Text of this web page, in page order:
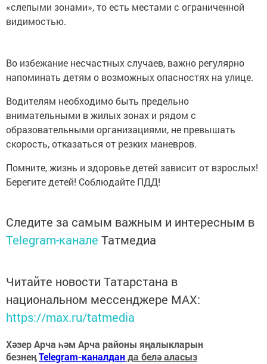
«слепыми зонами», то есть местами с ограниченной
видимостью.
Во избежание несчастных случаев, важно регулярно
напоминать детям о возможных опасностях на улице.
Водителям необходимо быть предельно
внимательными в жилых зонах и рядом с
образовательными организациями, не превышать
скорость, отказаться от резких маневров.
Помните, жизнь и здоровье детей зависит от взрослых!
Берегите детей! Соблюдайте ПДД!
Следите за самым важным и интересным в
Telegram-канале Татмедиа
Читайте новости Татарстана в
национальном мессенджере MАХ:
https://max.ru/tatmedia
Хәзер Арча һәм Арча районы яңалыкларын
безнеңTelegram-каналданда белә аласыз